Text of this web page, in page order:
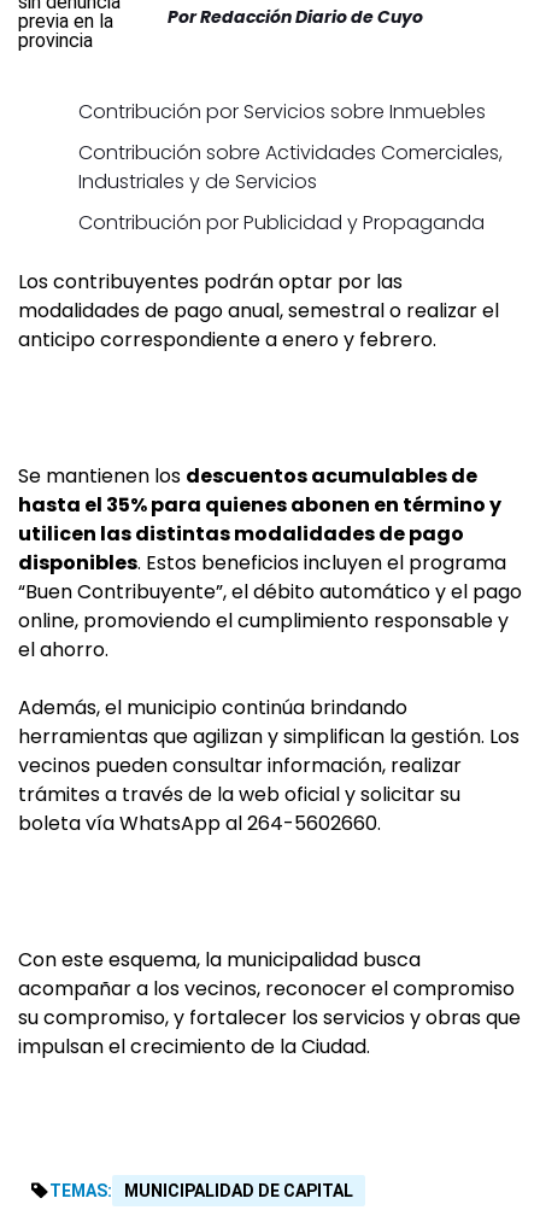
PorRedacción Diario de Cuyo
Contribución por Servicios sobre Inmuebles
Contribución sobre Actividades Comerciales,
Industriales y de Servicios
Contribución por Publicidad y Propaganda
Los contribuyentes podrán optar por las
modalidades de pago anual, semestral o realizar el
anticipo correspondiente a enero y febrero.
Se mantienen los descuentos acumulables de
hasta el 35% para quienes abonen en término y
utilicen las distintas modalidades de pago
disponibles. Estos beneficios incluyen el programa
“Buen Contribuyente”, el débito automático y el pago
online, promoviendo el cumplimiento responsable y
el ahorro.
Además, el municipio continúa brindando
herramientas que agilizan y simplifican la gestión. Los
vecinos pueden consultar información, realizar
trámites a través de la web oficial y solicitar su
boleta vía WhatsApp al 264-5602660.
Con este esquema, la municipalidad busca
acompañar a los vecinos, reconocer el compromiso
su compromiso, y fortalecer los servicios y obras que
impulsan el crecimiento de la Ciudad.
TEMAS: MUNICIPALIDAD DE CAPITAL